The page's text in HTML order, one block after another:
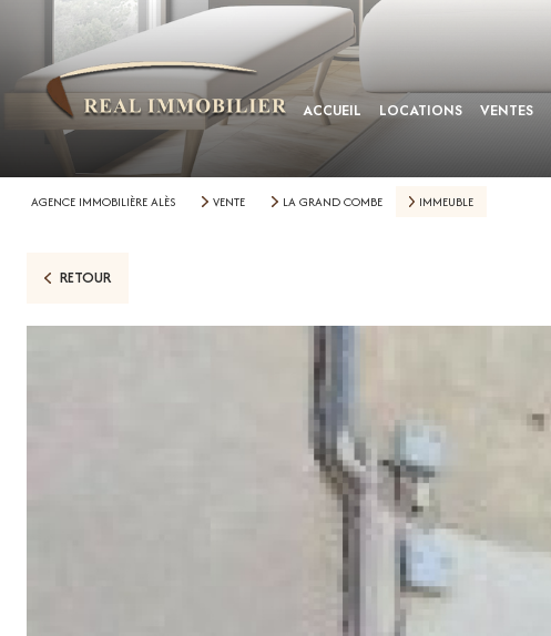
ACCUEIL LOCATIONS VENTES
AGENCE IMMOBILIÈRE ALÈS VENTE LA GRAND COMBE IMMEUBLE
RETOUR